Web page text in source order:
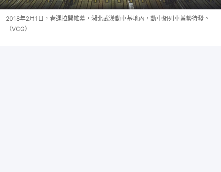
2018年2月1日，春運拉開帷幕，湖北武漢動車基地內，動車組列車蓄勢待發。
（VCG）